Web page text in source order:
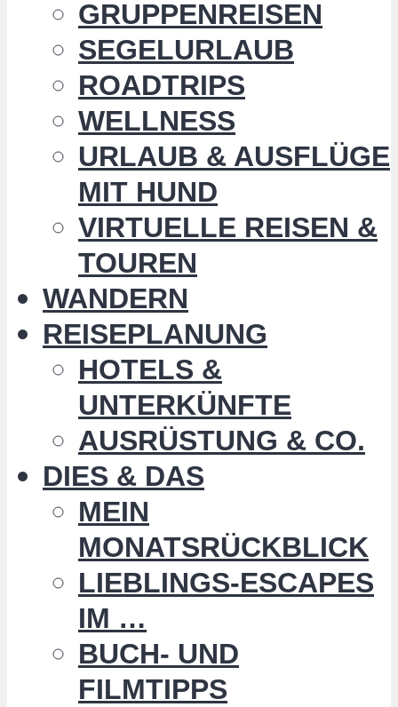
GRUPPENREISEN
SEGELURLAUB
ROADTRIPS
WELLNESS
URLAUB & AUSFLÜGE
MIT HUND
VIRTUELLE REISEN &
TOUREN
WANDERN
REISEPLANUNG
HOTELS &
UNTERKÜNFTE
AUSRÜSTUNG & CO.
DIES & DAS
MEIN
MONATSRÜCKBLICK
LIEBLINGS-ESCAPES
IM …
BUCH- UND
FILMTIPPS